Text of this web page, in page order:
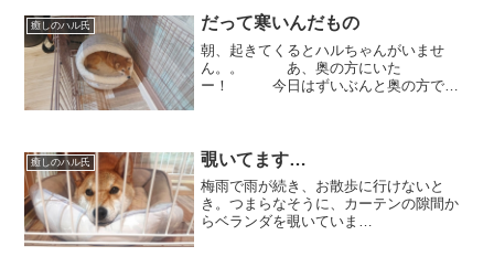
癒しのハル氏 だって寒いんだもの
朝、起きてくるとハルちゃんがいませ
ん。。 あ、奥の方にいた
ー！ 今日はずいぶんと奥の方で丸
言っているみたいですね。
癒しのハル氏 覗いてます…
梅雨で雨が続き、お散歩に行けないと
き。つまらなそうに、カーテンの隙間か
らベランダを覗いていま